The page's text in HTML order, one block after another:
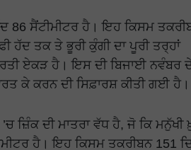
86 ਸੈਂਟੀਮੀਟਰ ਹੈ। ਇਹ ਕਿਸਮ
ਹੱਦ ਤਕ ਤੇ ਭੂਰੀ ਕੁੰਗੀ ਦਾ ਪੂਰੀ ਤਰ੍ਹਾਂ
ਏਕੜ ਹੈ। ਇਸ ਦੀ ਬਿਜਾਈ ਨਵੰਬਰ
ਕੇ ਕਰਨ ਦੀ ਸਿਫ਼ਾਰਸ਼ ਕੀਤੀ ਗਈ ਹੈ।
ਜ਼ਿੰਕ ਦੀ ਮਾਤਰਾ ਵੱਧ ਹੈ, ਜੋ ਕਿ ਮਨੁੱਖੀ
ਹੈ। ਇਹ ਕਿਸਮ ਤਕਰੀਬਨ 151